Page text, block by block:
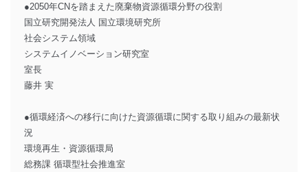
●2050年CNを踏まえた廃棄物資源循環分野の役割
国立研究開発法人 国立環境研究所
社会システム領域
システムイノベーション研究室
室長
藤井 実
●循環経済への移行に向けた資源循環に関する取り組みの最新状
況
環境再生・資源循環局
総務課 循環型社会推進室